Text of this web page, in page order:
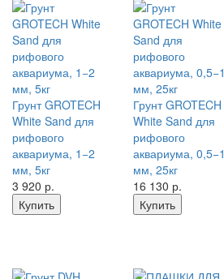
Грунт GROTECH
White Sand для
рифового
аквариума, 1−2
мм, 5кг
3 920 р.
Купить
Грунт GROTECH
White Sand для
рифового
аквариума, 0,5−1
мм, 25кг
16 130 р.
Купить